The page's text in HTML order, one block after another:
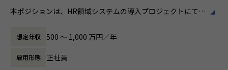
ITの力で人手不足の解消と流動性の拡大に寄与するサービス
を提供し、世の中の仕事の標準化の輪を広げます。
【ホープスの目指す世界】
ホープスでは、リモートワーク活用があり平
く、プロジェクトに応じて柔軟な働き方がで
本ポジションは、HR領域システムの導入プロジェクトにて、
す。
➀人事または給与システム導入開発エンジニア
・主に基本設計～導入、本番稼働および稼働後の保守対応ま
想定年収 500 〜 1,000 万円／年
雇用形態 正社員